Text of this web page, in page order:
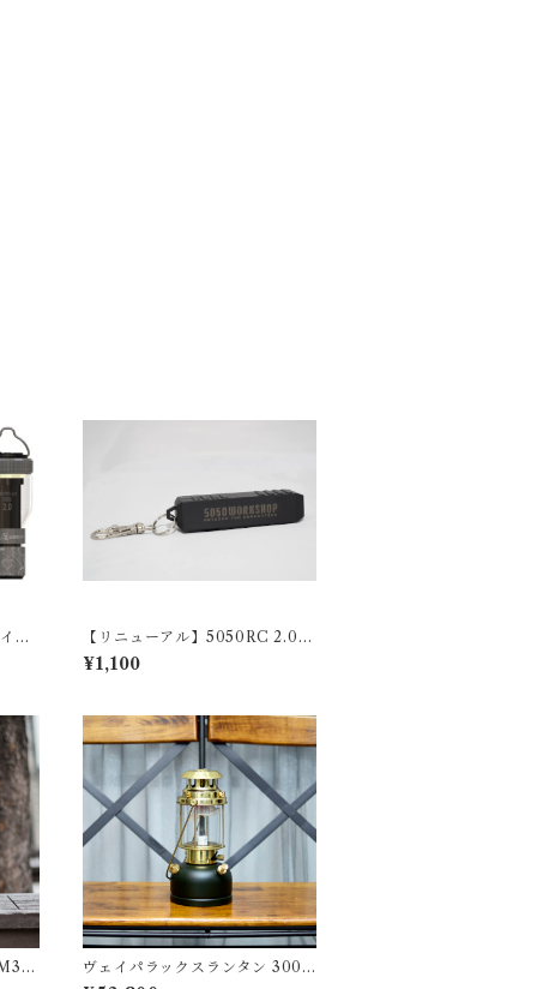
ト
【リニューアル】5050RC 2.0
(リモコン)
¥1,100
ヴェイパラックスランタン 300
アーミーグリーン